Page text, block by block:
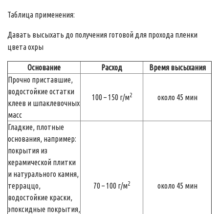
Таблица применения:
Давать высыхать до получения готовой для прохода пленки
цвета охры
Основание Расход
Время высыхания
Прочно приставшие,
водостойкие остатки
клеев и шпаклевочных
масс
100 – 150 г/м2 около 45 мин
Гладкие, плотные
основания, например:
покрытия из
керамической плитки
и натурального камня,
терраццо,
водостойкие краски,
эпоксидные покрытия,
70 – 100 г/м2 около 45 мин